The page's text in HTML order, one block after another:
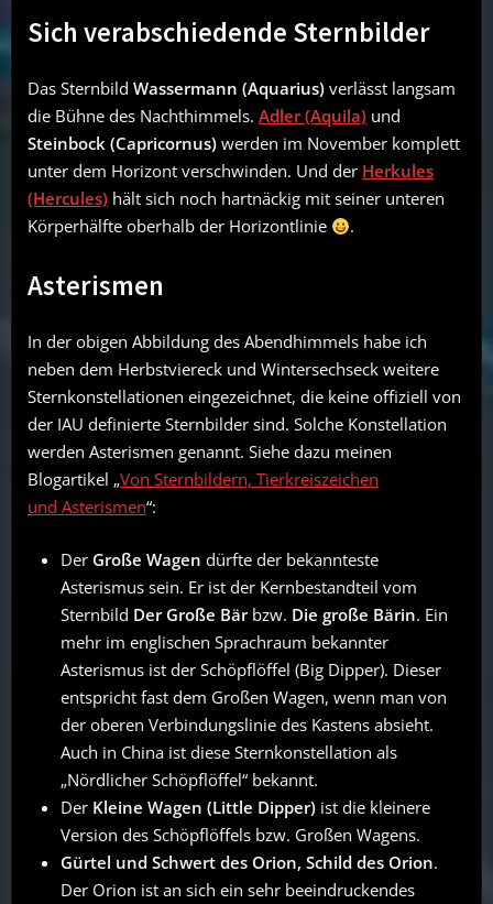
Sich verabschiedende Sternbilder
Das Sternbild Wassermann (Aquarius) verlässt langsam
die Bühne des Nachthimmels. Adler (Aquila) und
Steinbock (Capricornus) werden im November komplett
unter dem Horizont verschwinden. Und der Herkules
(Hercules) hält sich noch hartnäckig mit seiner unteren
Körperhälfte oberhalb der Horizontlinie
.
Asterismen
In der obigen Abbildung des Abendhimmels habe ich
neben dem Herbstviereck und Wintersechseck weitere
Sternkonstellationen eingezeichnet, die keine offiziell von
der IAU definierte Sternbilder sind. Solche Konstellation
werden Asterismen genannt. Siehe dazu meinen
Blogartikel „Von Sternbildern, Tierkreiszeichen
und Asterismen“:
Der Große Wagen dürfte der bekannteste
Asterismus sein. Er ist der Kernbestandteil vom
Sternbild Der Große Bärbzw. Die große Bärin. Ein
mehr im englischen Sprachraum bekannter
Asterismus ist der Schöpflöffel (Big Dipper). Dieser
entspricht fast dem Großen Wagen, wenn man von
der oberen Verbindungslinie des Kastens absieht.
Auch in China ist diese Sternkonstellation als
„Nördlicher Schöpflöffel“ bekannt.
Der Kleine Wagen (Little Dipper) ist die kleinere
Version des Schöpflöffels bzw. Großen Wagens.
Gürtel und Schwert des Orion, Schild des Orion.
Der Orion ist an sich ein sehr beeindruckendes